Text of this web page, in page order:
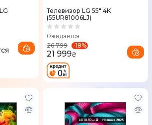
Телевизор LG 55" 4K
(55UR81006LJ)
Ожидается
26 799 -18%
21 999₴